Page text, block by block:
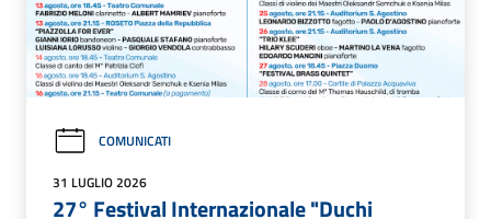
COMUNICATI
31 LUGLIO 2026
27° Festival Internazionale "Duchi